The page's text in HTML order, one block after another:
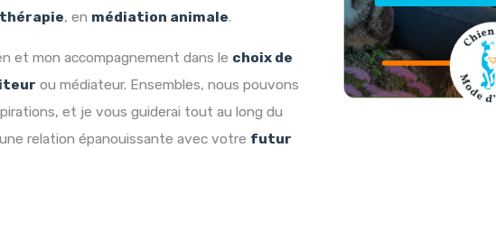
, en médiation animale.
et mon accompagnement dans le choix de
ou médiateur. Ensembles, nous pouvons
et je vous guiderai tout au long du
relation épanouissante avec votre futur